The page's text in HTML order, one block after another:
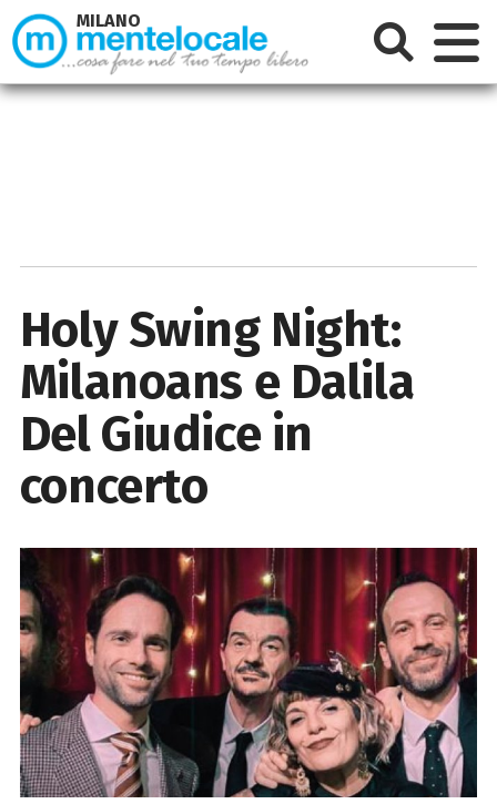
Holy Swing Night:
Milanoans e Dalila
Del Giudice in
concerto
MILANO